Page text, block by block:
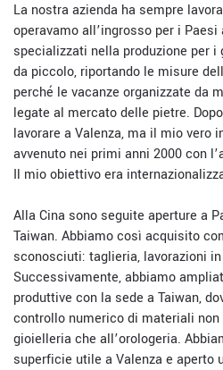
La nostra azienda ha sempre
operavamo all’ingrosso per i
specializzati nella produzione per
da piccolo, riportando le misure
perché le vacanze organizzate da
legate al mercato delle pietre.
lavorare a Valenza, ma il mio vero
avvenuto nei primi anni 2000 con
Il mio obiettivo era
Alla Cina sono seguite aperture a
Taiwan. Abbiamo così acquisito
sconosciuti: taglieria, lavorazioni
Successivamente, abbiamo
produttive con la sede a Taiwan,
controllo numerico di materiali
gioielleria che all’orologeria.
superficie utile a Valenza e aperto